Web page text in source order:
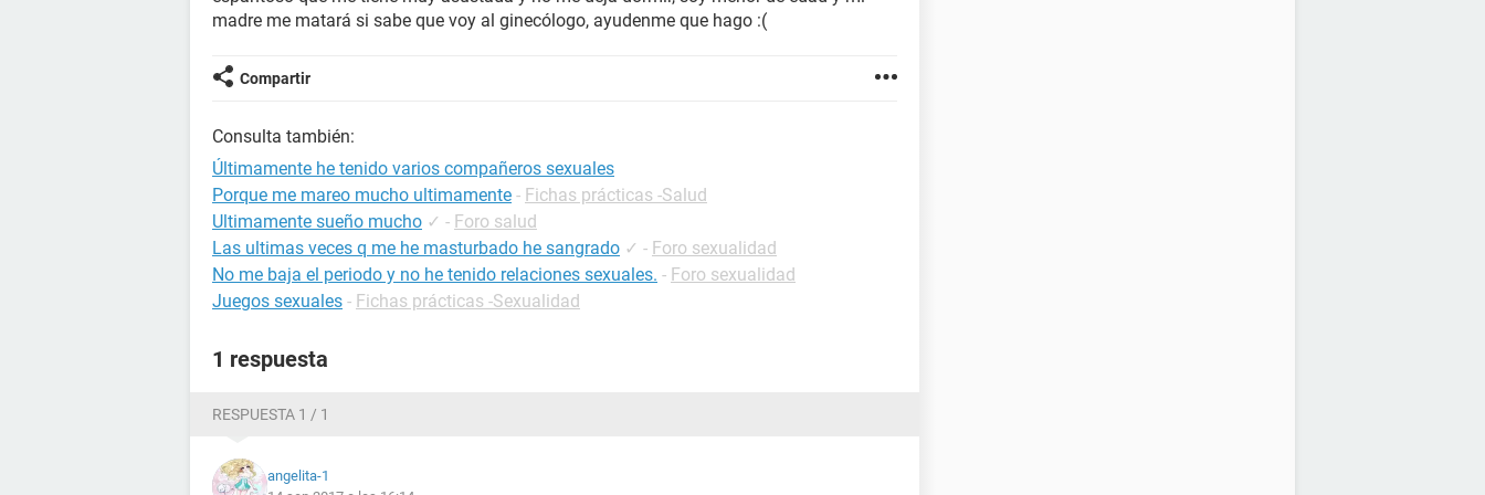
madre me matará si sabe que voy al ginecólogo, ayudenme que hago :(
Compartir
Consulta también:
Últimamente he tenido varios compañeros sexuales
Porque me mareo mucho ultimamente - Fichas prácticas -Salud
Ultimamente sueño mucho ✓ - Foro salud
Las ultimas veces q me he masturbado he sangrado ✓ - Foro sexualidad
No me baja el periodo y no he tenido relaciones sexuales. - Foro sexualidad
Juegos sexuales - Fichas prácticas -Sexualidad
1 respuesta
RESPUESTA 1 / 1
angelita-1